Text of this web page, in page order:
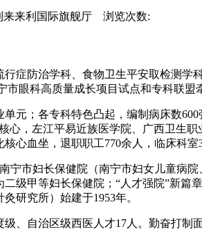
来来利国际旗舰厅 浏览次数:
防治学科、食物卫生平安取检测学
眼科高质量成长项目试点和专科联盟
；各专科特色凸起，编制病床数600
心，左江平易近族医学院、广西卫生
心血坐，退职职工770余人，临床科室
市妇长保健院（南宁市妇女儿童病院
级甲等妇长保健院；“人才强院”新
研究所）始建于1953年。
自治区级西医人才17人。勤奋打制